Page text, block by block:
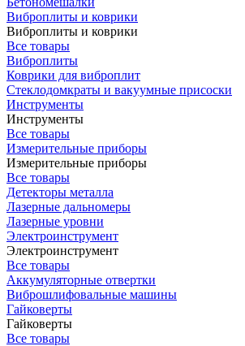
Виброплиты и коврики
Виброплиты и коврики
Все товары
Виброплиты
Коврики для виброплит
Стеклодомкраты и вакуумные присоски
Инструменты
Инструменты
Все товары
Измерительные приборы
Измерительные приборы
Все товары
Детекторы металла
Лазерные дальномеры
Лазерные уровни
Электроинструмент
Электроинструмент
Все товары
Аккумуляторные отвертки
Виброшлифовальные машины
Гайковерты
Гайковерты
Все товары